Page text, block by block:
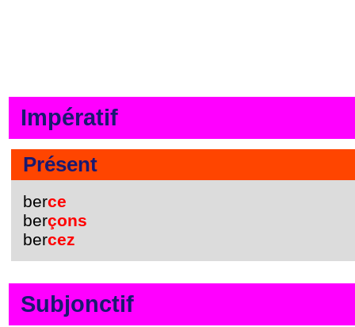
Impératif
Présent
berce
berçons
bercez
Subjonctif